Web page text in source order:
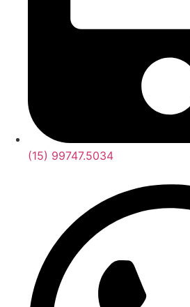
(15) 99747.5034